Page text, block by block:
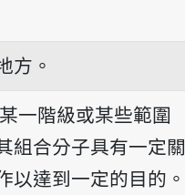
方。
某一階級或某些範圍
組合分子具有一定關
以達到一定的目的。